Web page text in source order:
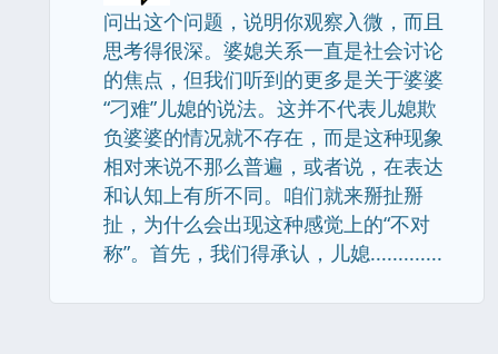
问出这个问题，说明你观察入微，而且
思考得很深。婆媳关系一直是社会讨论
的焦点，但我们听到的更多是关于婆婆
“刁难”儿媳的说法。这并不代表儿媳欺
负婆婆的情况就不存在，而是这种现象
相对来说不那么普遍，或者说，在表达
和认知上有所不同。咱们就来掰扯掰
扯，为什么会出现这种感觉上的“不对
称”。首先，我们得承认，儿媳.............